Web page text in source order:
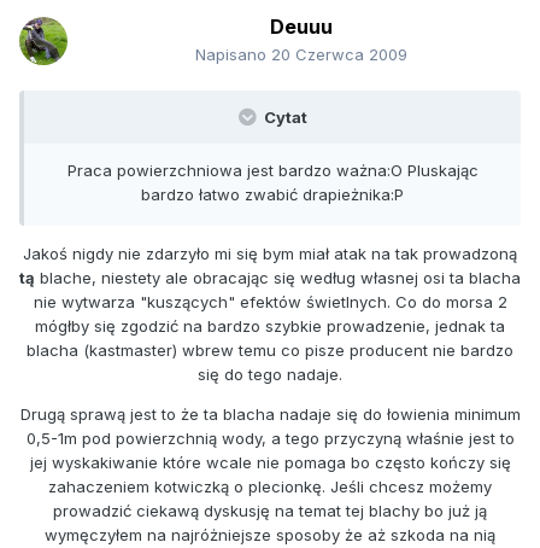
Deuuu
Napisano 20 Czerwca 2009
Cytat
Praca powierzchniowa jest bardzo ważna:O Pluskając
bardzo łatwo zwabić drapieżnika:P
Jakoś nigdy nie zdarzyło mi się bym miał atak na tak prowadzoną
tą blache, niestety ale obracając się według własnej osi ta blacha
nie wytwarza "kuszących" efektów świetlnych. Co do morsa 2
mógłby się zgodzić na bardzo szybkie prowadzenie, jednak ta
blacha (kastmaster) wbrew temu co pisze producent nie bardzo
się do tego nadaje.
Drugą sprawą jest to że ta blacha nadaje się do łowienia minimum
0,5-1m pod powierzchnią wody, a tego przyczyną właśnie jest to
jej wyskakiwanie które wcale nie pomaga bo często kończy się
zahaczeniem kotwiczką o plecionkę. Jeśli chcesz możemy
prowadzić ciekawą dyskusję na temat tej blachy bo już ją
wymęczyłem na najróżniejsze sposoby że aż szkoda na nią